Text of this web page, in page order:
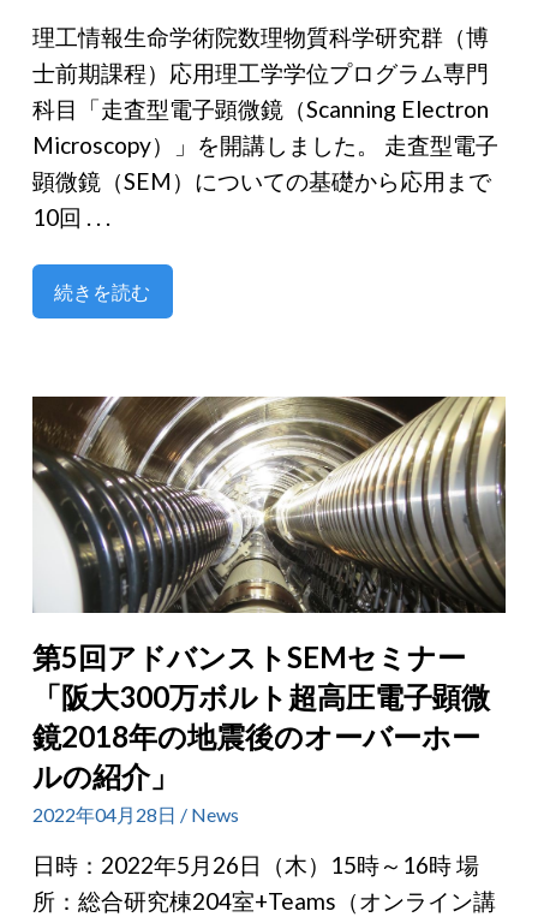
理工情報生命学術院数理物質科学研究群（博
士前期課程）応用理工学学位プログラム専門
科目「走査型電子顕微鏡（Scanning Electron
Microscopy）」を開講しました。 走査型電子
顕微鏡（SEM）についての基礎から応用まで
10回 . . .
続きを読む
第5回アドバンストSEMセミナー
「阪大300万ボルト超高圧電子顕微
鏡2018年の地震後のオーバーホー
ルの紹介」
2022年04月28日 / News
日時：2022年5月26日（木）15時～16時 場
所：総合研究棟204室+Teams（オンライン講